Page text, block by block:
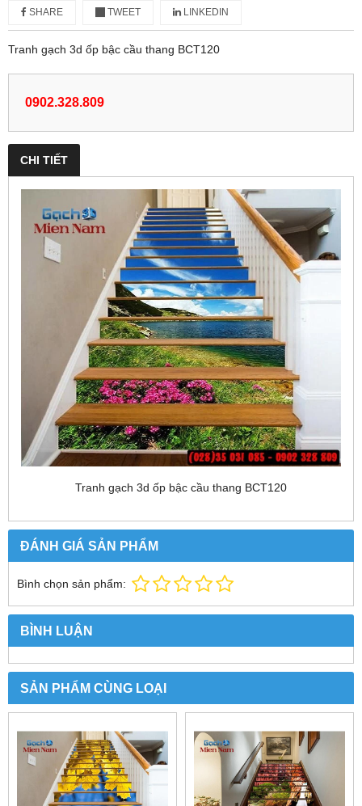
SHARE TWEET LINKEDIN
Tranh gạch 3d ốp bậc cầu thang BCT120
0902.328.809
CHI TIẾT
Tranh gạch 3d ốp bậc cầu thang BCT120
ĐÁNH GIÁ SẢN PHẨM
Bình chọn sản phẩm:
BÌNH LUẬN
SẢN PHẨM CÙNG LOẠI